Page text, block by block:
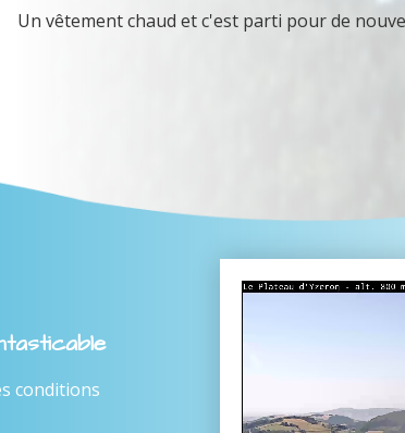
Un vêtement chaud et c'est parti pour de
conditions